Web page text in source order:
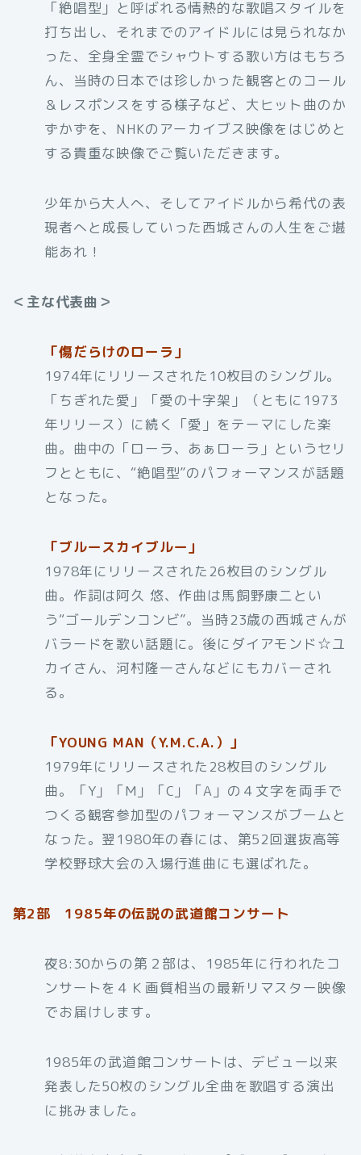
「絶唱型」と呼ばれる情熱的な歌唱スタイルを
打ち出し、それまでのアイドルには見られなか
った、全身全霊でシャウトする歌い方はもちろ
ん、当時の日本では珍しかった観客とのコール
＆レスポンスをする様子など、大ヒット曲のか
ずかずを、NHKのアーカイブス映像をはじめと
する貴重な映像でご覧いただきます。
少年から大人へ、そしてアイドルから希代の表
現者へと成長していった西城さんの人生をご堪
能あれ！
＜主な代表曲＞
「傷だらけのローラ」
1974年にリリースされた10枚目のシングル。
「ちぎれた愛」「愛の十字架」（ともに1973
年リリース）に続く「愛」をテーマにした楽
曲。曲中の「ローラ、あぁローラ」というセリ
フとともに、“絶唱型”のパフォーマンスが話題
となった。
「ブルースカイブルー」
1978年にリリースされた26枚目のシングル
曲。作詞は阿久 悠、作曲は馬飼野康二とい
う“ゴールデンコンビ”。当時23歳の西城さんが
バラードを歌い話題に。後にダイアモンド☆ユ
カイさん、河村隆一さんなどにもカバーされ
る。
「YOUNG MAN（Y.M.C.A.）」
1979年にリリースされた28枚目のシングル
曲。「Y」「M」「C」「A」の４文字を両手で
つくる観客参加型のパフォーマンスがブームと
なった。翌1980年の春には、第52回選抜高等
学校野球大会の入場行進曲にも選ばれた。
第2部 1985年の伝説の武道館コンサート
夜8:30からの第２部は、1985年に行われたコ
ンサートを４Ｋ画質相当の最新リマスター映像
でお届けします。
1985年の武道館コンサートは、デビュー以来
発表した50枚のシングル全曲を歌唱する演出
に挑みました。